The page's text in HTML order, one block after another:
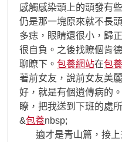
感觸感染頭上的頭發有
仍是那一塊原來就不長
多痣，眼睛還很小，歸
很自負。之後找瞭個肯
聊瞭下。 包養網站在包
著前女友，說前女友美
好，就是有個遺傳病的
瞭，把我送到下班的處
&包養nbsp;
適才是青山篇，接上